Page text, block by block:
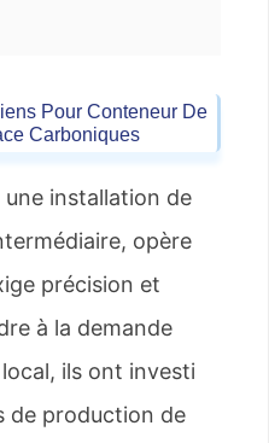
Pour Conteneur De
CarboniqueS
installation de
opère
précision et
à la demande
ils ont investi
de production de